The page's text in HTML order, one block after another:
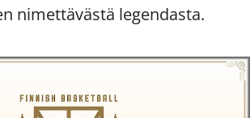
nimettävästä legendasta.